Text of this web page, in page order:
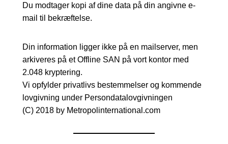
Du modtager kopi af dine data på din angivne e-
mail til bekræftelse.
Din information ligger ikke på en mailserver, men
arkiveres på et Offline SAN på vort kontor med
2.048 kryptering.
Vi opfylder privatlivs bestemmelser og kommende
lovgivning under Persondatalovgivningen
(C) 2018 by Metropolinternational.com